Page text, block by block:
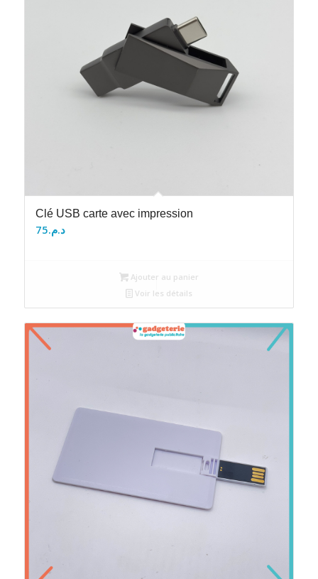
Clé USB carte avec impression
د.م.75
Ajouter au panier
Voir les détails